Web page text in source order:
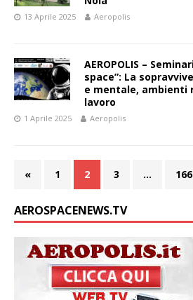
13 Aprile 2025 Aeropolis
AEROPOLIS –
space”: La
e mentale, ambienti
lavoro
1 Aprile 2025 Aeropolis
« 1 2 3 … 166
AEROSPACENEWS.TV